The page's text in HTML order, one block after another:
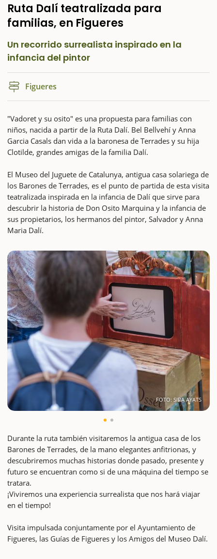
Ruta Dalí teatralizada para
familias, en Figueres
Un recorrido surrealista inspirado en la
infancia del pintor
Figueres
"Vadoret y su osito" es una propuesta para familias con
niños, nacida a partir de la Ruta Dalí. Bel Bellvehí y Anna
Garcia Casals dan vida a la baronesa de Terrades y su hija
Clotilde, grandes amigas de la familia Dalí.
El Museo del Juguete de Catalunya, antigua casa solariega de
los Barones de Terrades, es el punto de partida de esta visita
teatralizada inspirada en la infancia de Dalí que sirve para
descubrir la historia de Don Osito Marquina y la infancia de
sus propietarios, los hermanos del pintor, Salvador y Anna
Maria Dalí.
FOTO: SIRA AYATS
Durante la ruta también visitaremos la antigua casa de los
Barones de Terrades, de la mano elegantes anfitrionas, y
descubriremos muchas historias donde pasado, presente y
futuro se encuentran como si de una máquina del tiempo se
tratara.
¡Viviremos una experiencia surrealista que nos hará viajar
en el tiempo!
Visita impulsada conjuntamente por el Ayuntamiento de
Figueres, las Guías de Figueres y los Amigos del Museo Dalí.